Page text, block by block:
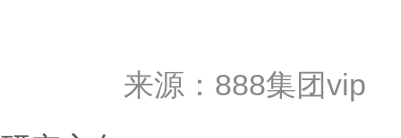
来源：888集团vip